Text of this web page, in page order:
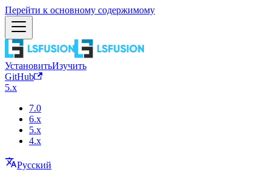
Перейти к основному содержимому
УстановитьИзучить
GitHub
5.x
7.0
6.x
5.x
4.x
Русский